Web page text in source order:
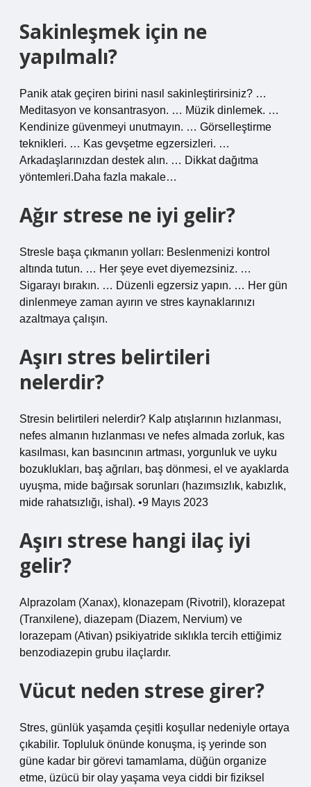
Sakinleşmek için ne
yapılmalı?
Panik atak geçiren birini nasıl sakinleştirirsiniz? …
Meditasyon ve konsantrasyon. … Müzik dinlemek. …
Kendinize güvenmeyi unutmayın. … Görselleştirme
teknikleri. … Kas gevşetme egzersizleri. …
Arkadaşlarınızdan destek alın. … Dikkat dağıtma
yöntemleri.Daha fazla makale…
Ağır strese ne iyi gelir?
Stresle başa çıkmanın yolları: Beslenmenizi kontrol
altında tutun. … Her şeye evet diyemezsiniz. …
Sigarayı bırakın. … Düzenli egzersiz yapın. … Her gün
dinlenmeye zaman ayırın ve stres kaynaklarınızı
azaltmaya çalışın.
Aşırı stres belirtileri
nelerdir?
Stresin belirtileri nelerdir? Kalp atışlarının hızlanması,
nefes almanın hızlanması ve nefes almada zorluk, kas
kasılması, kan basıncının artması, yorgunluk ve uyku
bozuklukları, baş ağrıları, baş dönmesi, el ve ayaklarda
uyuşma, mide bağırsak sorunları (hazımsızlık, kabızlık,
mide rahatsızlığı, ishal). •9 Mayıs 2023
Aşırı strese hangi ilaç iyi
gelir?
Alprazolam (Xanax), klonazepam (Rivotril), klorazepat
(Tranxilene), diazepam (Diazem, Nervium) ve
lorazepam (Ativan) psikiyatride sıklıkla tercih ettiğimiz
benzodiazepin grubu ilaçlardır.
Vücut neden strese girer?
Stres, günlük yaşamda çeşitli koşullar nedeniyle ortaya
çıkabilir. Topluluk önünde konuşma, iş yerinde son
güne kadar bir görevi tamamlama, düğün organize
etme, üzücü bir olay yaşama veya ciddi bir fiziksel